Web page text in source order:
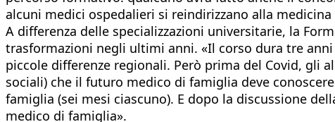
alcuni medici ospedalieri si reindirizzano alla
A differenza delle specializzazioni universitarie, la
trasformazioni negli ultimi anni. «Il corso dura tre
piccole differenze regionali. Però prima del Covid,
sociali) che il futuro medico di famiglia deve
famiglia (sei mesi ciascuno). E dopo la discussione
medico di famiglia».